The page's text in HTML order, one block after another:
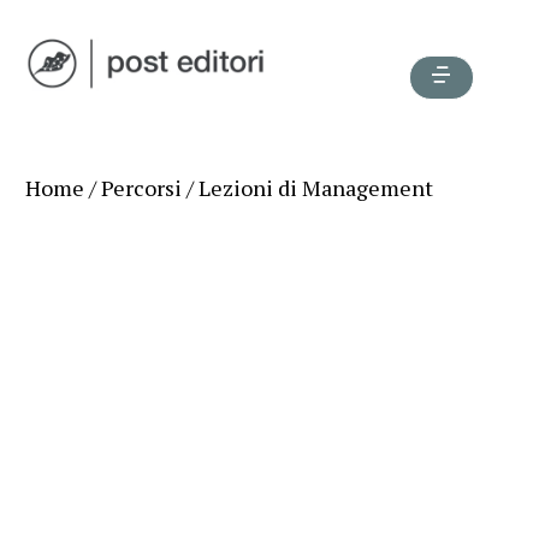
Home /Percorsi / Lezioni di Management